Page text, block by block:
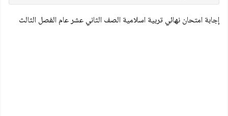
إجابة امتحان نهائي تربية اسلامية الصف الثاني عشر عام الفصل الثالث